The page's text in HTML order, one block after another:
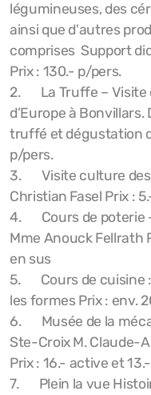
légumineuses, des
ainsi que d'autres
comprises Support
Prix : 130.- p/pers.
2. La Truffe –
d’Europe à
truffé et dégustation
p/pers.
3. Visite culture
Christian Fasel Prix :
4. Cours de poterie
Mme Anouck Fellrath
en sus
5. Cours de cuisine
les formes Prix : env.
6. Musée de la
Ste-Croix M. Claude-
Prix : 16.- active et
7. Plein la vue
Sortie 2023
Sortie 2024
Galerie Marché de Noël
Marché de Noël 2025
Marché de Noël 2024
Marché de Noël 2023
Marché de Noël 2022
Marché de Noël 2021
Marché de Noël 2019